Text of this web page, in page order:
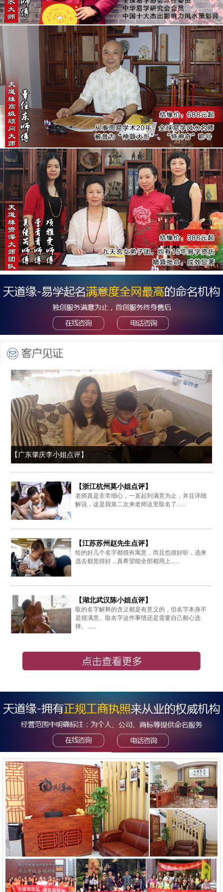
【广东肇庆李小姐点评】
【浙江杭州莫小姐点评】
老师真是非常细心，一直起到满意为止，并且详细
解说，这是我第二次来老师这里取名了......
【江苏苏州赵先生点评】
给的好几个名字都很有寓意，而且也很好听，选来
选去都觉得好，真希望能全部都用上......
【湖北武汉陈小姐点评】
取的名字解释的含义都是有意义的，但名字本身不
是很满意。取名字这件事情还是需要自己耐心选
择。......